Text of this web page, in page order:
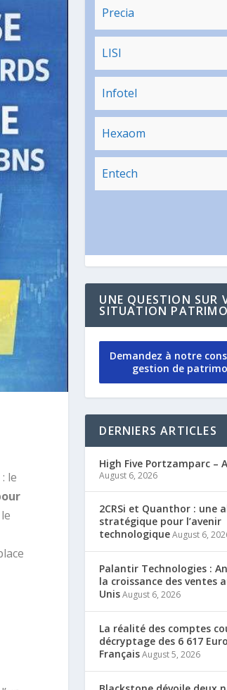
le
Precia
LISI
Infotel
Hexaom
Entech
UNE QUESTION SUR
SITUATION
Demandez à notre
gestion de
DERNIERS ARTICLES
High Five Portzamparc –
August 6, 2026
2CRSi et Quanthor : une
stratégique pour l’avenir
technologiqueAugust 6,
Palantir Technologies :
la croissance des ventes
UnisAugust 6, 2026
La réalité des comptes
décryptage des 6 617
FrançaisAugust 5, 2026